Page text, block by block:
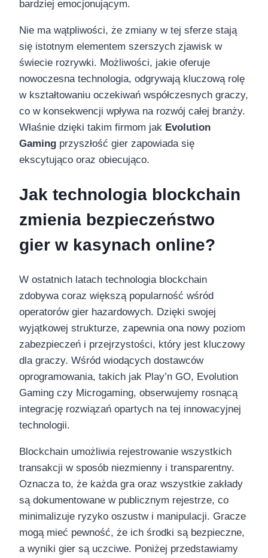
bardziej emocjonującym.
Nie ma wątpliwości, że zmiany w tej sferze stają
się istotnym elementem szerszych zjawisk w
świecie rozrywki. Możliwości, jakie oferuje
nowoczesna technologia, odgrywają kluczową rolę
w kształtowaniu oczekiwań współczesnych graczy,
co w konsekwencji wpływa na rozwój całej branży.
Właśnie dzięki takim firmom jak Evolution
Gaming przyszłość gier zapowiada się
ekscytująco oraz obiecująco.
Jak technologia blockchain
zmienia bezpieczeństwo
gier w kasynach online?
W ostatnich latach technologia blockchain
zdobywa coraz większą popularność wśród
operatorów gier hazardowych. Dzięki swojej
wyjątkowej strukturze, zapewnia ona nowy poziom
zabezpieczeń i przejrzystości, który jest kluczowy
dla graczy. Wśród wiodących dostawców
oprogramowania, takich jak Play’n GO, Evolution
Gaming czy Microgaming, obserwujemy rosnącą
integrację rozwiązań opartych na tej innowacyjnej
technologii.
Blockchain umożliwia rejestrowanie wszystkich
transakcji w sposób niezmienny i transparentny.
Oznacza to, że każda gra oraz wszystkie zakłady
są dokumentowane w publicznym rejestrze, co
minimalizuje ryzyko oszustw i manipulacji. Gracze
mogą mieć pewność, że ich środki są bezpieczne,
a wyniki gier są uczciwe. Poniżej przedstawiamy